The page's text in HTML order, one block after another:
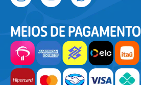
MEIOS DE PAGAMENTO